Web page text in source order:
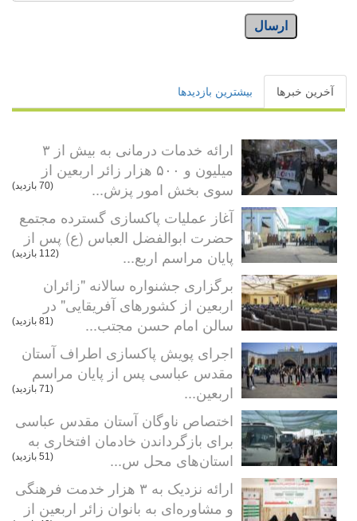
ارسال
آخرین خبرها بیشترین بازدیدها
ارائه خدمات درمانی به بیش از ۳
میلیون و ۵۰۰ هزار زائر اربعین از
سوی بخش امور پزش...
(70 بازدید)
آغاز عملیات پاکسازی گسترده مجتمع
حضرت ابوالفضل العباس (ع) پس از
پایان مراسم اربع...
(112 بازدید)
برگزاری جشنواره سالانه "زائران
اربعین از کشورهای آفریقایی" در
سالن امام حسن مجتب...
(81 بازدید)
اجرای پویش پاکسازی اطراف آستان
مقدس عباسی پس از پایان مراسم
اربعین...
(71 بازدید)
اختصاص ناوگان آستان مقدس عباسی
برای بازگرداندن خادمان افتخاری به
استان‌های محل س...
(51 بازدید)
ارائه نزدیک به ۳ هزار خدمت فرهنگی
و مشاوره‌ای به بانوان زائر اربعین از